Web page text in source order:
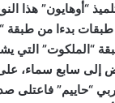
“أوهايون” هذا
بدءا من طبقة
“الملكوت” التي
إلى سابع سماء،
“حاييم” فاعتلى